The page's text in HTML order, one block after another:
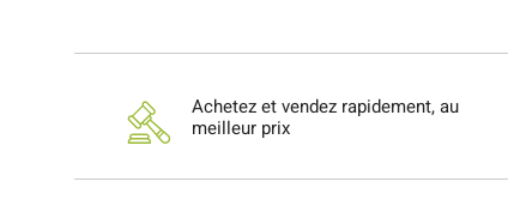
Achetez et vendez rapidement, au
meilleur prix